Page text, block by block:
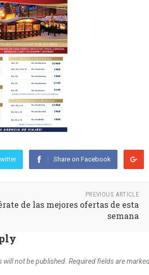
Share on Facebook
PREVIOUS ARTICLE
de las mejores ofertas de esta
semana
will not be published. Required fields are